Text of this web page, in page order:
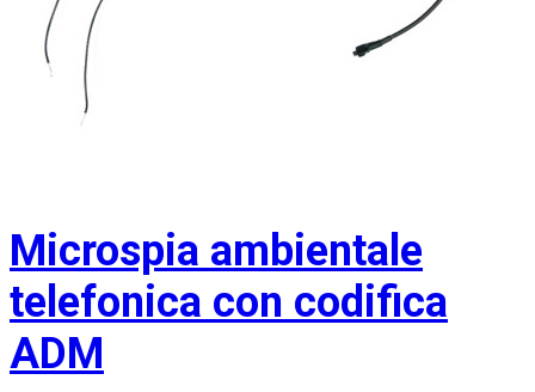
Microspia ambientale
telefonica con codifica
ADM